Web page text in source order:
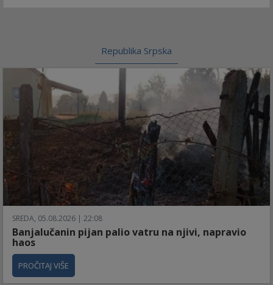
Republika Srpska
SREDA, 05.08.2026 | 22:08
Banjalučanin pijan palio vatru na njivi, napravio
haos
PROČITAJ VIŠE